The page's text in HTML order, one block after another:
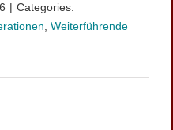
| Categories:
Weiterführende